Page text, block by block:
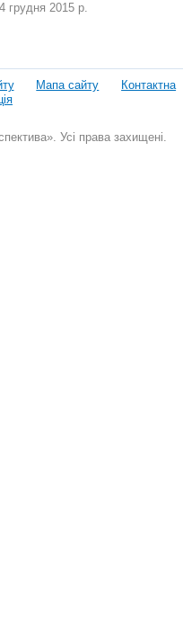
4 грудня 2015 р.
Мапа сайту
Контактна
Усі права захищені.